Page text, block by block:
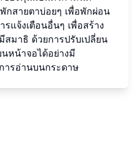
กสายตาบ่อยๆ เพื่อพักผ่อน
แจ้งเตือนอื่นๆ เพื่อสร้าง
มาธิ ด้วยการปรับเปลี่ยน
หน้าจอได้อย่างมี
ารอ่านบนกระดาษ